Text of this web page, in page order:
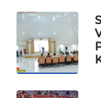
METRO
MEDAN
NEWS